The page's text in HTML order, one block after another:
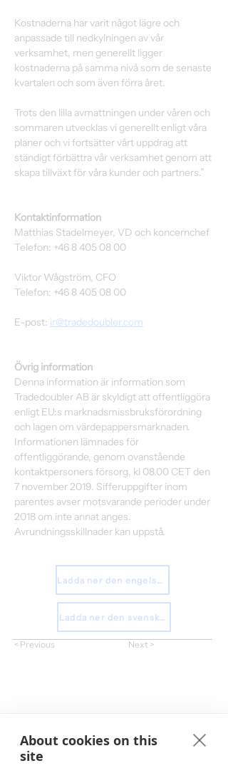
Kostnaderna har varit något lägre och
anpassade till nedkylningen av vår
verksamhet, men generellt ligger
kostnaderna på samma nivå som de senaste
kvartalen och som även förra året.
Trots den lilla avmattningen under våren och
sommaren utvecklas vi generellt enligt våra
planer och vi fortsätter vårt uppdrag att
ständigt förbättra vår verksamhet genom att
skapa tillväxt för våra kunder och partners.”
Kontaktinformation
Matthias Stadelmeyer, VD och koncernchef
Telefon: +46 8 405 08 00
Viktor Wågström, CFO
Telefon: +46 8 405 08 00
E-post: ir@tradedoubler.com
Övrig information
Denna information är information som
Tradedoubler AB är skyldigt att offentliggöra
enligt EU:s marknadsmissbruksförordning
och lagen om värdepappersmarknaden.
Informationen lämnades för
offentliggörande, genom ovanstående
kontaktpersoners försorg, kl 08.00 CET den
7 november 2019. Sifferuppgifter inom
parentes avser motsvarande perioder under
2018 om inte annat anges.
Avrundningsskillnader kan uppstå.
Ladda ner den engelska rapporten
Ladda ner den svenska rapporten
< Previous Next >
About cookies on this
site